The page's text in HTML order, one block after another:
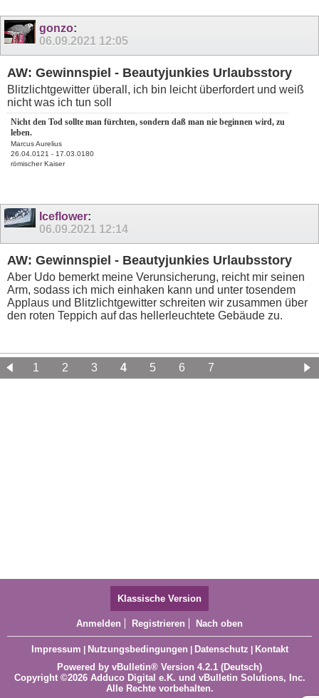
gonzo:
06.09.2021 12:05
AW: Gewinnspiel - Beautyjunkies Urlaubsstory
Blitzlichtgewitter überall, ich bin leicht überfordert und weiß
nicht was ich tun soll
Nicht den Tod sollte man fürchten, sondern daß man nie beginnen wird, zu
leben.
Marcus Aurelius
26.04.0121 - 17.03.0180
römischer Kaiser
Iceflower:
06.09.2021 12:14
AW: Gewinnspiel - Beautyjunkies Urlaubsstory
Aber Udo bemerkt meine Verunsicherung, reicht mir seinen
Arm, sodass ich mich einhaken kann und unter tosendem
Applaus und Blitzlichtgewitter schreiten wir zusammen über
den roten Teppich auf das hellerleuchtete Gebäude zu.
1 2 3 4 5 6 7
Klassische Version
Anmelden Registrieren Nach oben
Impressum Nutzungsbedingungen Datenschutz
Kontakt
Powered by vBulletin® Version 4.2.1 (Deutsch)
Copyright ©2026 Adduco Digital e.K. und vBulletin Solutions, Inc.
Alle Rechte vorbehalten.